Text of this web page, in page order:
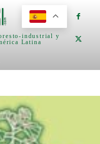
industrial y
Latina